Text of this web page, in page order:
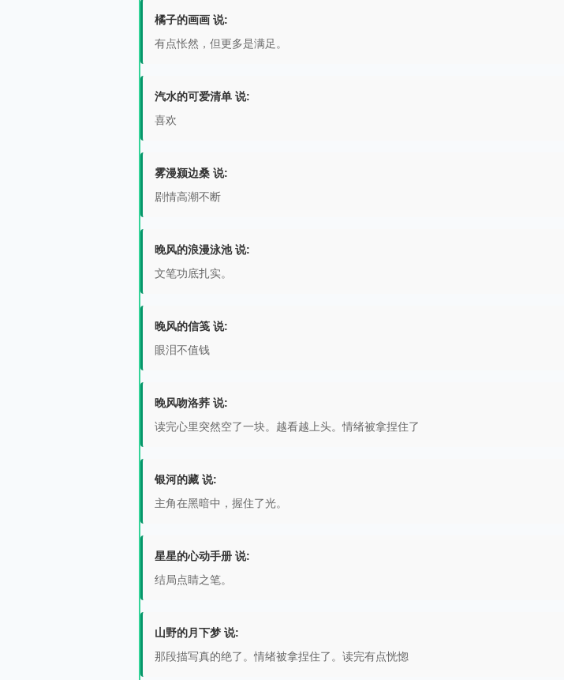
橘子的画画 说:
有点怅然，但更多是满足。
汽水的可爱清单 说:
喜欢
雾漫颍边桑 说:
剧情高潮不断
晚风的浪漫泳池 说:
文笔功底扎实。
晚风的信笺 说:
眼泪不值钱
晚风吻洛荞 说:
读完心里突然空了一块。越看越上头。情绪被拿捏住了
银河的藏 说:
主角在黑暗中，握住了光。
星星的心动手册 说:
结局点睛之笔。
山野的月下梦 说:
那段描写真的绝了。情绪被拿捏住了。读完有点恍惚